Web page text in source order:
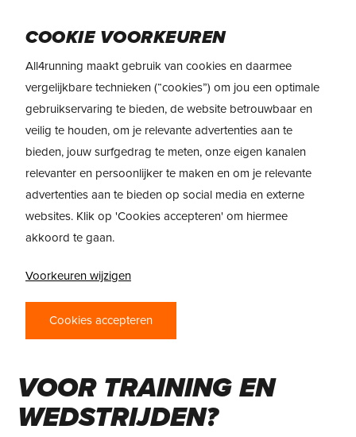
main
content
PRODUCTREVIEW
ALTRA VANISH CARBON
VOOR TRAINING ÉN
WEDSTRIJDEN?
COOKIE VOORKEUREN
All4running maakt gebruik van cookies en daarmee
vergelijkbare technieken (“cookies”) om jou een optimale
gebruikservaring te bieden, de website betrouwbaar en
veilig te houden, om je relevante advertenties aan te
bieden, jouw surfgedrag te meten, onze eigen kanalen
relevanter en persoonlijker te maken en om je relevante
advertenties aan te bieden op social media en externe
websites. Klik op 'Cookies accepteren' om hiermee
akkoord te gaan.
Voorkeuren wijzigen
Cookies accepteren